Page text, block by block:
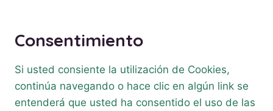
Consentimiento
Si usted consiente la utilización de Cookies,
continúa navegando o hace clic en algún link se
entenderá que usted ha consentido el uso de las